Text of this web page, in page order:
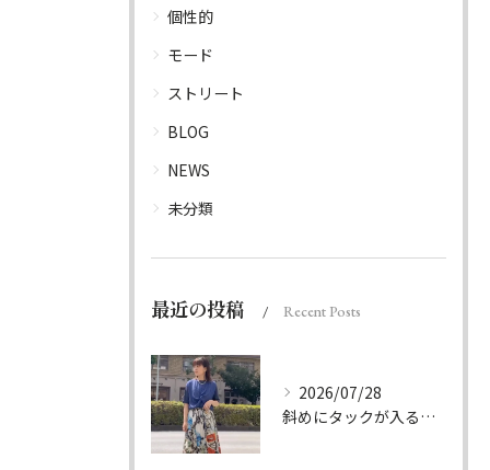
個性的
モード
ストリート
BLOG
NEWS
未分類
最近の投稿 Recent Posts
2026/07/28
斜めにタックが入る事でスカートに綺麗な流れができ、品の良さを...